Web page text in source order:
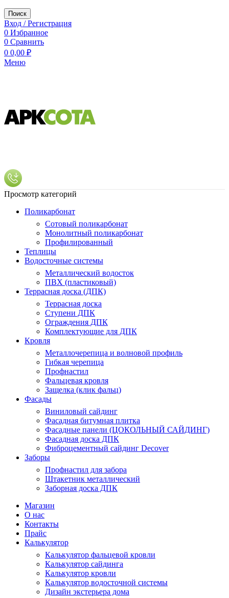
Поиск
Вход / Регистрация
0 Избранное
0 Сравнить
0 0,00 ₽
Меню
Просмотр категорий
Поликарбонат
Сотовый поликарбонат
Монолитный поликарбонат
Профилированный
Теплицы
Водосточные системы
Металлический водосток
ПВХ (пластиковый)
Террасная доска (ДПК)
Террасная доска
Ступени ДПК
Ограждения ДПК
Комплектующие для ДПК
Кровля
Металлочерепица и волновой профиль
Гибкая черепица
Профнастил
Фальцевая кровля
Защелка (клик фальц)
Фасады
Виниловый сайдинг
Фасадная битумная плитка
Фасадные панели (ЦОКОЛЬНЫЙ САЙДИНГ)
Фасадная доска ДПК
Фиброцементный сайдинг Decover
Заборы
Профнастил для забора
Штакетник металлический
Заборная доска ДПК
Магазин
О нас
Контакты
Прайс
Калькулятор
Калькулятор фальцевой кровли
Калькулятор сайдинга
Калькулятор кровли
Калькулятор водосточной системы
Дизайн экстерьера дома